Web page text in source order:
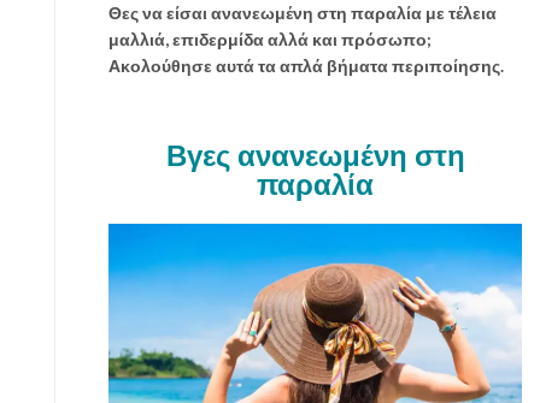
ν
α
ι
κ
α
λ
λ
ο
μ
Θες να είσαι ανανεωμένη στη παραλία με τέλεια
μαλλιά, επιδερμίδα αλλά και πρόσωπο;
Ακολούθησε αυτά τα απλά βήματα περιποίησης.
Βγες ανανεωμένη στη
παραλία